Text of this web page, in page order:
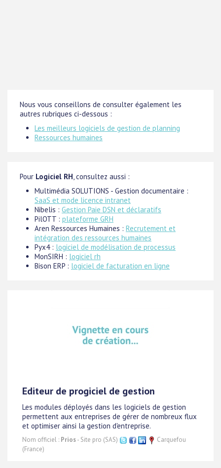
Nous vous conseillons de consulter également les
autres rubriques ci-dessous :
Les meilleurs logiciels de gestion de planning
Ressources humaines
Pour Logiciel RH, consultez aussi :
Multimédia SOLUTIONS - Gestion documentaire :
SaaS et mode licence intranet
Nibelis : Gestion Paie DSN et déclaratifs
PilOTT : plateforme GRH
Aren Ressources Humaines : Recrutement et
intégration des ressources humaines
Pyx4 : logiciel de modélisation de processus
MonSIRH : logiciel rh
Bison ERP : logiciel de facturation en ligne
Editeur de progiciel de gestion
Les modules déployés dans les logiciels de gestion
permettent aux entreprises de gérer de nombreux flux
et optimiser ainsi la gestion d'entreprise.
Nom officiel : Prios- Site pro (SAS)
Carquefou
(France)